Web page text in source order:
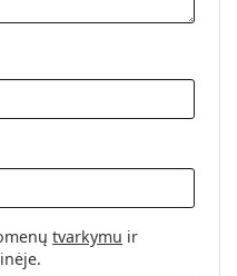
tvarkymu ir